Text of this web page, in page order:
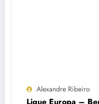
Alexandre Ribeiro
Ligue Europa –